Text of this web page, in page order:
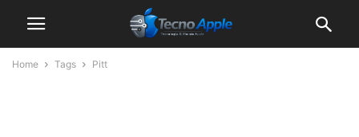
Home Tags Pitt